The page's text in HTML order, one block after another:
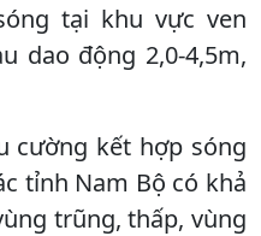
tại khu vực ven
dao động 2,0-4,5m,
cường kết hợp sóng
tỉnh Nam Bộ có khả
trũng, thấp, vùng